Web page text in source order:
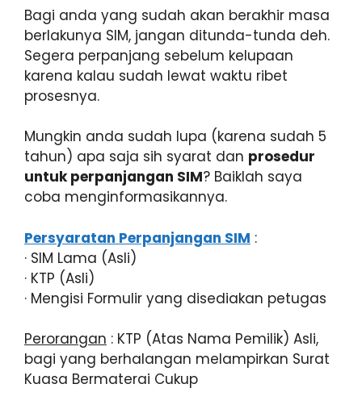
Bagi anda yang sudah akan berakhir masa
berlakunya SIM, jangan ditunda-tunda deh.
Segera perpanjang sebelum kelupaan
karena kalau sudah lewat waktu ribet
prosesnya.
Mungkin anda sudah lupa (karena sudah 5
tahun) apa saja sih syarat dan prosedur
untuk perpanjangan SIM? Baiklah saya
coba menginformasikannya.
Persyaratan Perpanjangan SIM :
· SIM Lama (Asli)
· KTP (Asli)
· Mengisi Formulir yang disediakan petugas
Perorangan : KTP (Atas Nama Pemilik) Asli,
bagi yang berhalangan melampirkan Surat
Kuasa Bermaterai Cukup